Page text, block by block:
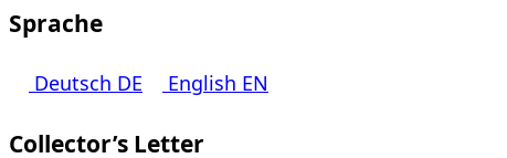
Sprache
Deutsch DE English EN
Collector’s Letter